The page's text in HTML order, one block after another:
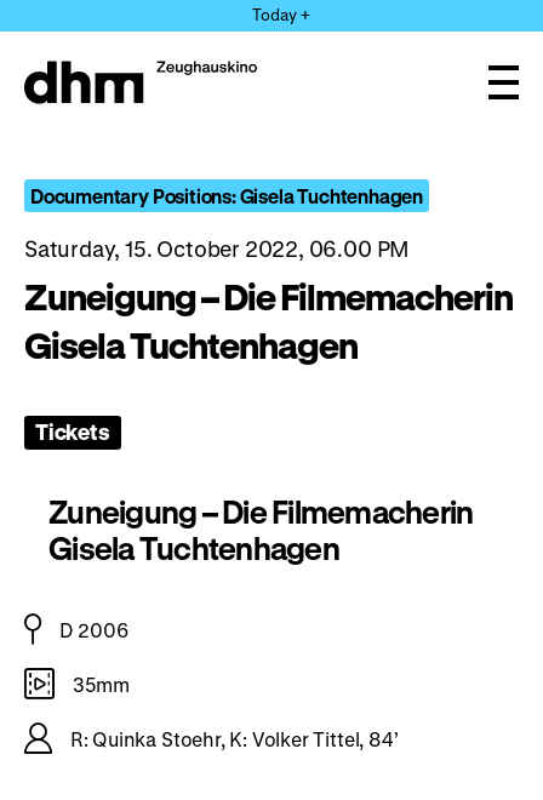
directly
the
Today +
Documentary Positions: Gisela Tuchtenhagen
Saturday, 15. October 2022, 06.00 PM
Zuneigung – Die Filmemacherin
Gisela Tuchtenhagen
Tickets
Zuneigung – Die Filmemacherin
Gisela Tuchtenhagen
D 2006
35mm
R: Quinka Stoehr, K: Volker Tittel, 84’